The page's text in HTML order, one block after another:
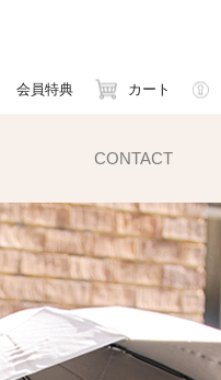
会員特典 カート
小物雑貨
フェイスマスク
アームカバー
ソックス
CONTACT